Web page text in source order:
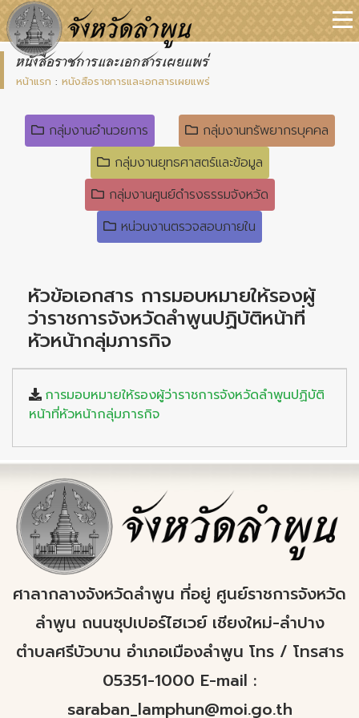
หนังสือราชการและเอกสารเผยแพร่
หน้าแรก : หนังสือราชการและเอกสารเผยแพร่
กลุ่มงานอำนวยการ
กลุ่มงานทรัพยากรบุคคล
กลุ่มงานยุทธศาสตร์และข้อมูล
กลุ่มงานศูนย์ดำรงธรรมจังหวัด
หน่วนงานตรวจสอบภายใน
หัวข้อเอกสาร การมอบหมายให้รองผู้
ว่าราชการจังหวัดลำพูนปฏิบัติหน้าที่
หัวหน้ากลุ่มภารกิจ
การมอบหมายให้รองผู้ว่าราชการจังหวัดลำพูนปฏิบัติ
หน้าที่หัวหน้ากลุ่มภารกิจ
ศาลากลางจังหวัดลำพูน ที่อยู่ ศูนย์ราชการจังหวัด
ลำพูน ถนนซุปเปอร์ไฮเวย์ เชียงใหม่-ลำปาง
ตำบลศรีบัวบาน อำเภอเมืองลำพูน โทร / โทรสาร
05351-1000 E-mail :
saraban_lamphun@moi.go.th